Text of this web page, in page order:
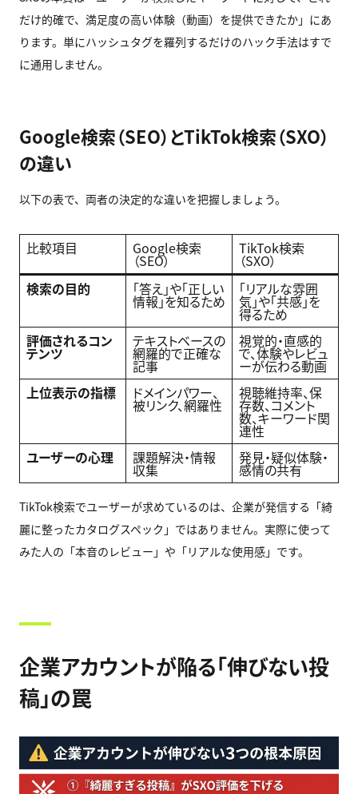
だけ的確で、満足度の高い体験（動画）を提供できたか」にあ
ります。単にハッシュタグを羅列するだけのハック手法はすで
に通用しません。
Google検索（SEO）とTikTok検索（SXO）
の違い
以下の表で、両者の決定的な違いを把握しましょう。
比較項目 Google検索
（SEO）
TikTok検索
（SXO）
検索の目的
「答え」や「正しい
情報」を知るため
「リアルな雰囲
気」や「共感」を
得るため
評価されるコン
テンツ
テキストベースの
網羅的で正確な
記事
視覚的・直感的
で、体験やレビュ
ーが伝わる動画
上位表示の指標
ドメインパワー、
被リンク、網羅性
視聴維持率、保
存数、コメント
数、キーワード関
連性
ユーザーの心理
課題解決・情報
収集
発見・疑似体験・
感情の共有
TikTok検索でユーザーが求めているのは、企業が発信する「綺
麗に整ったカタログスペック」ではありません。実際に使って
みた人の「本音のレビュー」や「リアルな使用感」です。
企業アカウントが陥る「伸びない投
稿」の罠